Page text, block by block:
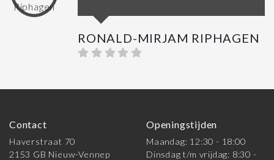
RONALD-MIRJAM RIPHAGEN
Contact
Haverstraat 70
2153 GB Nieuw-Vennep
Openingstijden
Maandag: 12:30 - 18:00
Dinsdag t/m vrijdag: 8:30 -